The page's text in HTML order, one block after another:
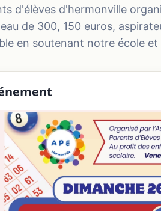
d'élèves d'hermonville
de 300, 150 euros,
en soutenant notre école